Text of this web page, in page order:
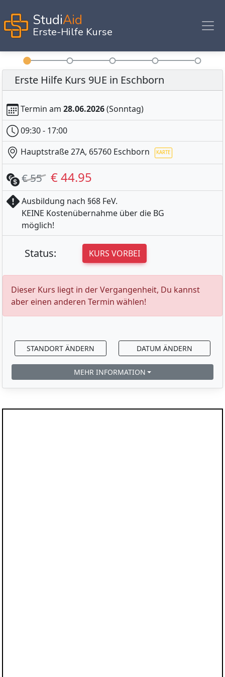
StudiAid
Erste-Hilfe Kurse
Erste Hilfe Kurs 9UE in Eschborn
Termin am 28.06.2026(Sonntag)
09:30 - 17:00
Hauptstraße 27A, 65760 Eschborn
€ 55 € 44.95
Ausbildung nach §68 FeV.
KEINE Kostenübernahme über die BG
möglich!
Status: KURS VORBEI
Dieser Kurs liegt in der Vergangenheit, Du kannst
aber einen anderen Termin wählen!
STANDORT ÄNDERN DATUM ÄNDERN
MEHR INFORMATION